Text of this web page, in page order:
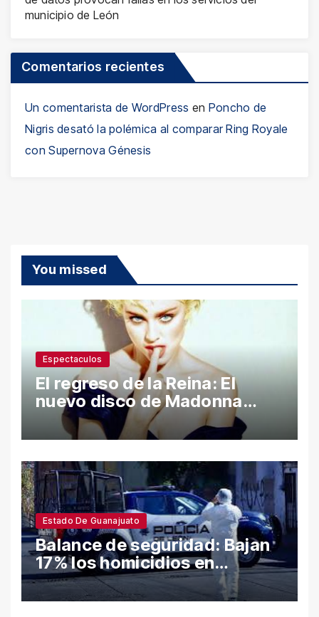
municipio de León
Comentarios recientes
Un comentarista de WordPress en Poncho de
Nigris desató la polémica al comparar Ring Royale
con Supernova Génesis
You missed
Espectaculos
El regreso de la Reina: El
nuevo disco de Madonna
desata polémica con ataques
a Sean Penn y confesiones
Estado De Guanajuato
Balance de seguridad: Bajan
17% los homicidios en
Guanajuato en el semestre;
León y Salamanca lideran